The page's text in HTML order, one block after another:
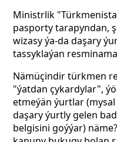
Ministrlik
pasporty tarapyndan,
wizasy ýa-da daşary
tassyklaýan
Nämüçindir türkmen
"ýatdan çykardylar",
etmeýän ýurtlar
daşary ýurtly gelen
belgisini goýýar)